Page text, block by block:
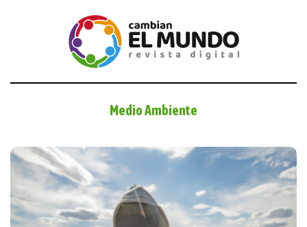
Medio Ambiente